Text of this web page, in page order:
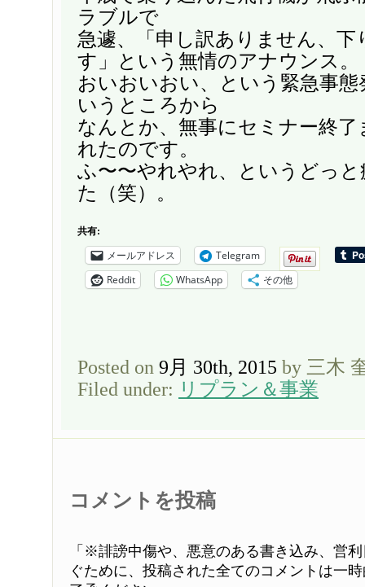
ラブルで
急遽、「申し訳ありません、
す」という無情のアナウンス。
おいおいおい、という緊急事
いうところから
なんとか、無事にセミナー終
れたのです。
ふ〜〜やれやれ、というどっ
た（笑）。
共有:
メールアドレス
Telegram
Reddit
WhatsApp その他
Posted on 9月 30th, 2015 by 三木
Filed under: リプラン＆事業
コメントを投稿
「※誹謗中傷や、悪意のある書き込み、営
ぐために、投稿された全てのコメントは一